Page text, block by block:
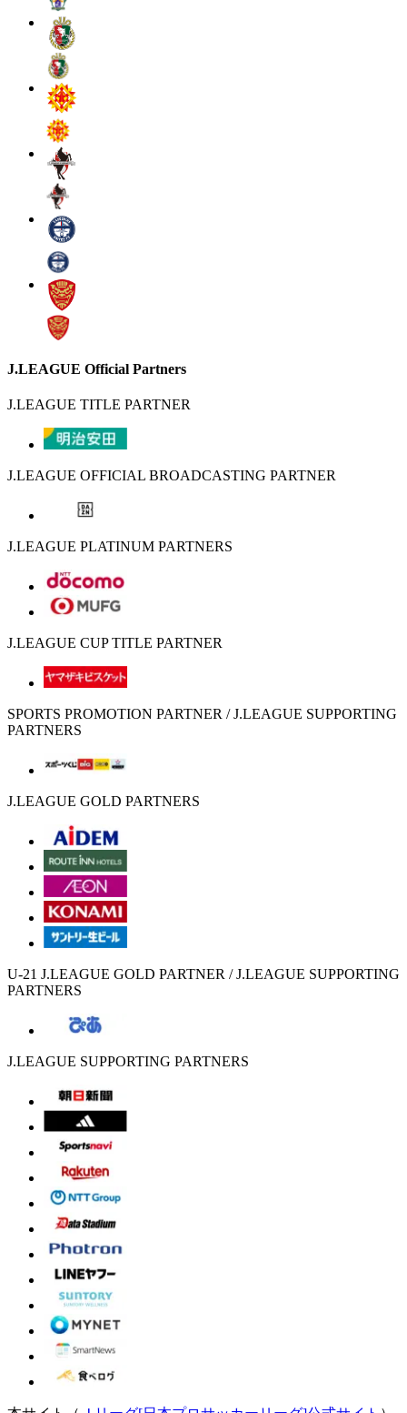
J.LEAGUE Official Partners
J.LEAGUE TITLE PARTNER
J.LEAGUE OFFICIAL BROADCASTING PARTNER
J.LEAGUE PLATINUM PARTNERS
J.LEAGUE CUP TITLE PARTNER
SPORTS PROMOTION PARTNER / J.LEAGUE SUPPORTING
PARTNERS
J.LEAGUE GOLD PARTNERS
U-21 J.LEAGUE GOLD PARTNER / J.LEAGUE SUPPORTING
PARTNERS
J.LEAGUE SUPPORTING PARTNERS